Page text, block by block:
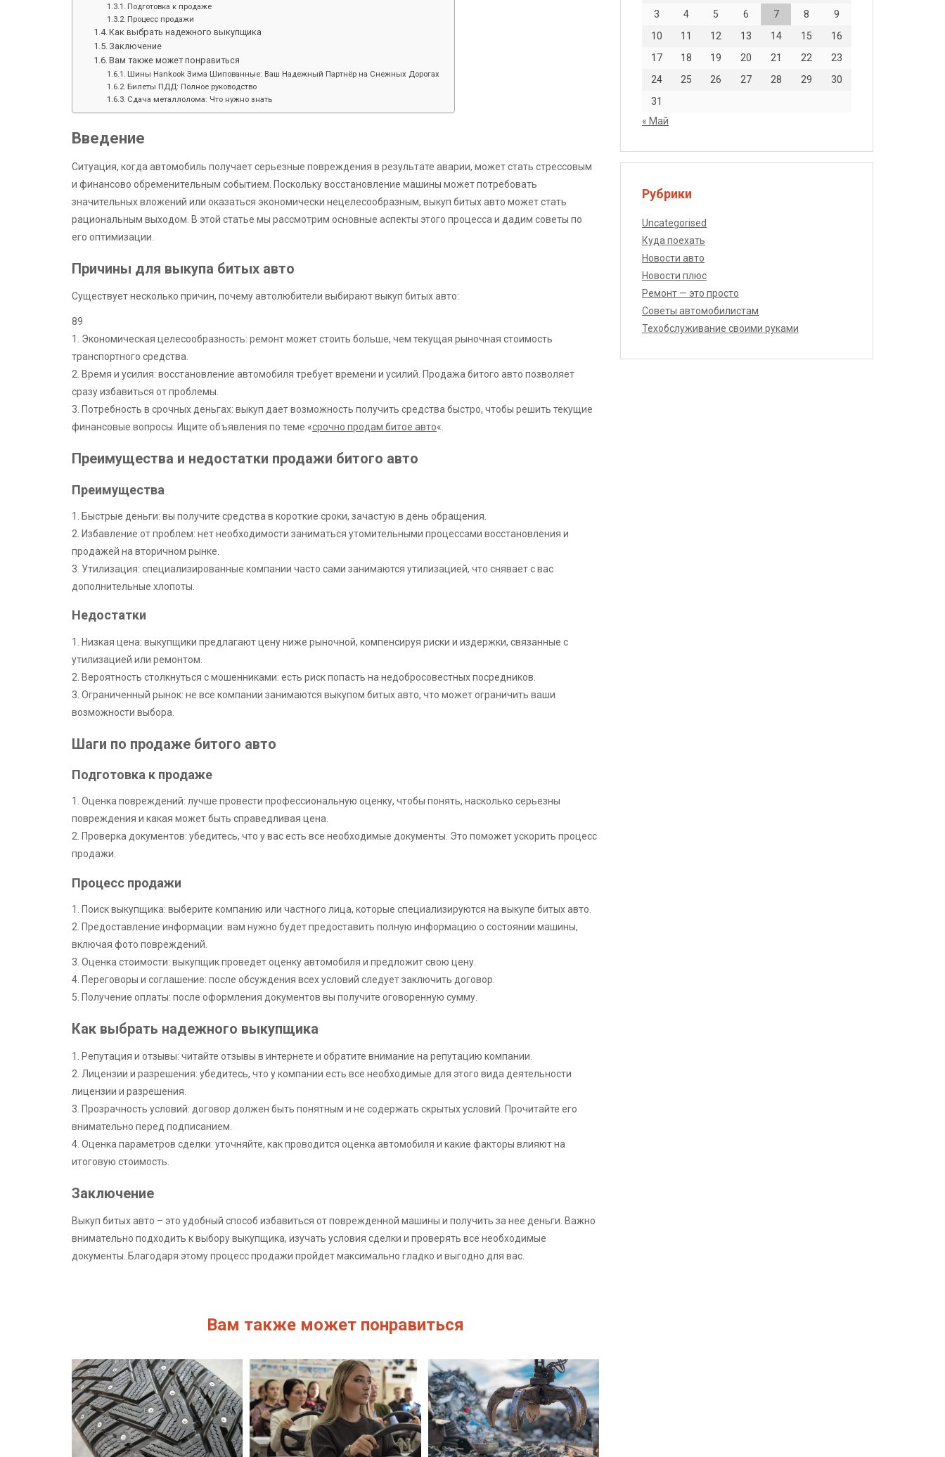
Подготовка к продаже
Процесс продажи
Как выбрать надежного выкупщика
Заключение
Вам также может понравиться
Шины Hankook Зима Шипованные: Ваш Надежный Партнёр на Снежных Дорогах
Билеты ПДД: Полное руководство
Сдача металлолома: Что нужно знать
Введение
Ситуация, когда автомобиль получает серьезные повреждения в результате аварии, может стать стрессовым
и финансово обременительным событием. Поскольку восстановление машины может потребовать
значительных вложений или оказаться экономически нецелесообразным, выкуп битых авто может стать
рациональным выходом. В этой статье мы рассмотрим основные аспекты этого процесса и дадим советы по
его оптимизации.
Причины для выкупа битых авто
Существует несколько причин, почему автолюбители выбирают выкуп битых авто:
89
1. Экономическая целесообразность: ремонт может стоить больше, чем текущая рыночная стоимость
транспортного средства.
2. Время и усилия: восстановление автомобиля требует времени и усилий. Продажа битого авто позволяет
сразу избавиться от проблемы.
3. Потребность в срочных деньгах: выкуп дает возможность получить средства быстро, чтобы решить текущие
финансовые вопросы. Ищите объявления по теме «срочно продам битое авто«.
Преимущества и недостатки продажи битого авто
Преимущества
1. Быстрые деньги: вы получите средства в короткие сроки, зачастую в день обращения.
2. Избавление от проблем: нет необходимости заниматься утомительными процессами восстановления и
продажей на вторичном рынке.
3. Утилизация: специализированные компании часто сами занимаются утилизацией, что снявает с вас
дополнительные хлопоты.
Недостатки
1. Низкая цена: выкупщики предлагают цену ниже рыночной, компенсируя риски и издержки, связанные с
утилизацией или ремонтом.
2. Вероятность столкнуться с мошенниками: есть риск попасть на недобросовестных посредников.
3. Ограниченный рынок: не все компании занимаются выкупом битых авто, что может ограничить ваши
возможности выбора.
Шаги по продаже битого авто
Подготовка к продаже
1. Оценка повреждений: лучше провести профессиональную оценку, чтобы понять, насколько серьезны
повреждения и какая может быть справедливая цена.
2. Проверка документов: убедитесь, что у вас есть все необходимые документы. Это поможет ускорить процесс
продажи.
Процесс продажи
1. Поиск выкупщика: выберите компанию или частного лица, которые специализируются на выкупе битых авто.
2. Предоставление информации: вам нужно будет предоставить полную информацию о состоянии машины,
включая фото повреждений.
3. Оценка стоимости: выкупщик проведет оценку автомобиля и предложит свою цену.
4. Переговоры и соглашение: после обсуждения всех условий следует заключить договор.
5. Получение оплаты: после оформления документов вы получите оговоренную сумму.
Как выбрать надежного выкупщика
1. Репутация и отзывы: читайте отзывы в интернете и обратите внимание на репутацию компании.
2. Лицензии и разрешения: убедитесь, что у компании есть все необходимые для этого вида деятельности
лицензии и разрешения.
3. Прозрачность условий: договор должен быть понятным и не содержать скрытых условий. Прочитайте его
внимательно перед подписанием.
4. Оценка параметров сделки: уточняйте, как проводится оценка автомобиля и какие факторы влияют на
итоговую стоимость.
Заключение
Выкуп битых авто – это удобный способ избавиться от поврежденной машины и получить за нее деньги. Важно
внимательно подходить к выбору выкупщика, изучать условия сделки и проверять все необходимые
документы. Благодаря этому процесс продажи пройдет максимально гладко и выгодно для вас.
Вам также может понравиться
3
4 5 6 7 8
9
10
11 12 13 14 15
16
17
18 19 20 21 22
23
24
25 26 27 28 29
30
31
« Май
Рубрики
Uncategorised
Куда поехать
Новости авто
Новости плюс
Ремонт — это просто
Советы автомобилистам
Техобслуживание своими руками